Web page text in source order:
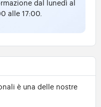
dal lunedì al
alle 17:00.
è una delle nostre